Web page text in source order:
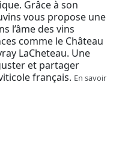
Grâce à son
vous propose une
l’âme des vins
comme le Château
LaCheteau. Une
et partager
français. En savoir